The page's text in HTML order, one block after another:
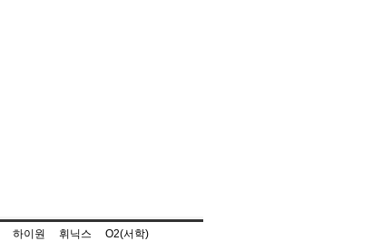
하이원 휘닉스 O2(서학)